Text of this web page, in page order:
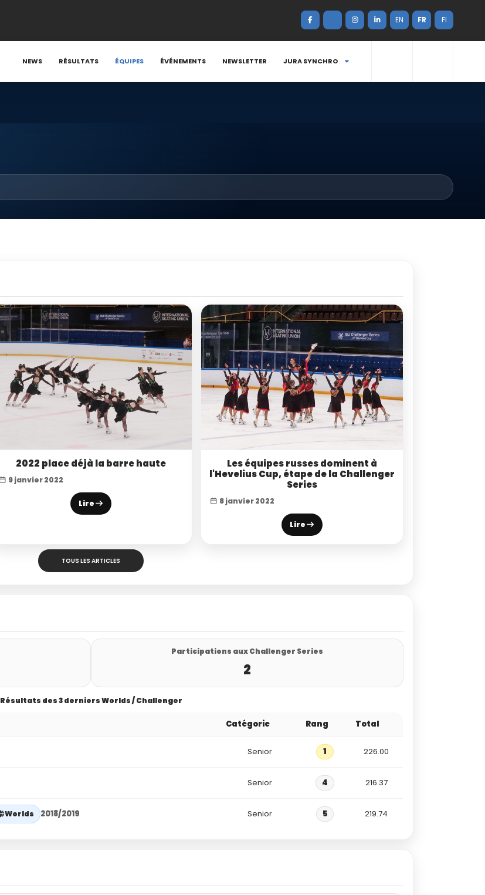
EN FR FI
NEWS RÉSULTATS ÉQUIPES ÉVÉNEMENTS NEWSLETTER JURA SYNCHRO
2022 place déjà la barre haute
9 janvier 2022
Lire
Les équipes russes dominent à
l'Hevelius Cup, étape de la Challenger
Series
8 janvier 2022
Lire
TOUS LES ARTICLES
Participations aux Challenger Series
2
Résultats des 3 derniers Worlds / Challenger
Catégorie Rang Total
Senior 1 226.00
Senior 4 216.37
Worlds 2018/2019 Senior 5 219.74